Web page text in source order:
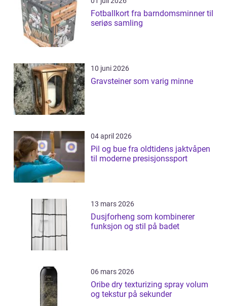
Fotballkort fra barndomsminner til
seriøs samling
10 juni 2026
Gravsteiner som varig minne
04 april 2026
Pil og bue fra oldtidens jaktvåpen
til moderne presisjonssport
13 mars 2026
Dusjforheng som kombinerer
funksjon og stil på badet
06 mars 2026
Oribe dry texturizing spray volum
og tekstur på sekunder